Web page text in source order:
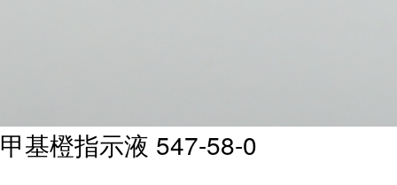
甲基橙指示液 547-58-0